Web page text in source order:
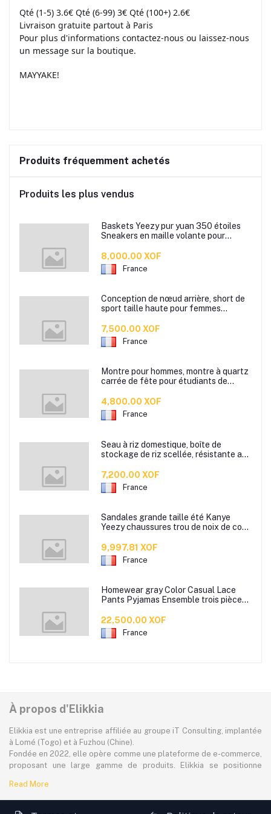
Qté (1-5) 3.6€ Qté (6-99) 3€ Qté (100+) 2.6€
Livraison gratuite partout à Paris
Pour plus d'informations contactez-nous ou laissez-nous
un message sur la boutique.
MAYYAKE!
Produits fréquemment achetés
Produits les plus vendus
Baskets Yeezy pur yuan 350 étoiles
Sneakers en maille volante pour
- nouvelles chaussures de course de
sport - shoes à la mode
8,000.00 XOF
France
Conception de nœud arrière, short de
sport taille haute pour femmes
vélo
7,500.00 XOF
France
Montre pour hommes, montre à quartz
carrée de fête pour étudiants de
modèle de sport étanche pour jeunes
4,800.00 XOF
France
Seau à riz domestique, boîte de
stockage de riz scellée, résistante aux
stockage de farine de cuisine, seau à
nouilles, seau de stockage de riz
7,200.00 XOF
France
Sandales grande taille été Kanye
Yeezy chaussures trou de noix de coco
amont chaussures de plage
décontractées à semelles souples
9,997.81 XOF
France
Homewear gray Color Casual Lace
Pants Pyjamas Ensemble trois pièces,
jeunes filles
22,500.00 XOF
France
À propos d'Elikkia
Elikkia est une entreprise affiliée au groupe iT Consulting, implantée
à Lomé (Togo) et à Fuzhou (Chine).
Fondée en 2022, elle opère comme une plateforme de e-commerce,
proposant une large gamme de produits. Elikkia se positionne
offrant à la fois la possibilité d'acheter localement et directement
depuis la Chine.
La plateforme dessert à plus de 80% le marché africain
Read More